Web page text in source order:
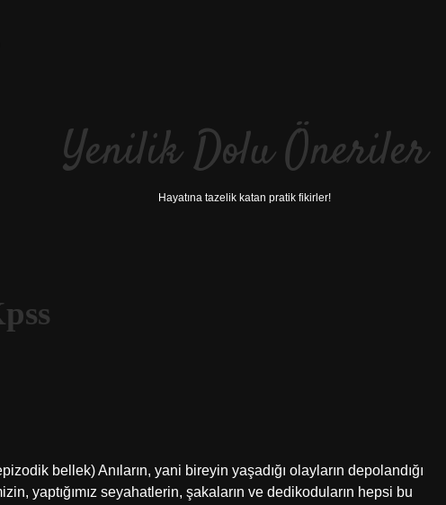
Yenilik Dolu Öneriler
Hayatına tazelik katan pratik fikirler!
bellek) Anıların, yani bireyin yaşadığı olayların depolandığı
yaptığımız seyahatlerin, şakaların ve dedikoduların hepsi bu